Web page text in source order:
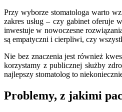
Przy wyborze stomatologa warto
zakres usług – czy gabinet oferuje
inwestuje w nowoczesne
są empatyczni i cierpliwi, czy
Nie bez znaczenia jest również
korzystamy z publicznej służby
najlepszy stomatolog to
Problemy, z jakimi